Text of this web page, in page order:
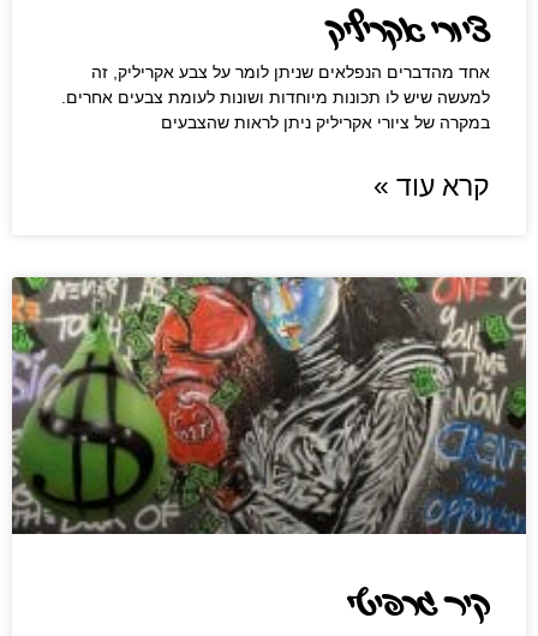
ציורי אקריליק
אחד מהדברים הנפלאים שניתן לומר על צבע אקריליק, זה
למעשה שיש לו תכונות מיוחדות ושונות לעומת צבעים אחרים.
במקרה של ציורי אקריליק ניתן לראות שהצבעים
קרא עוד »
קיר גרפיטי